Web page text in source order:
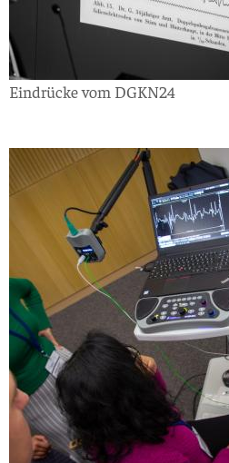
Eindrücke vom DGKN24